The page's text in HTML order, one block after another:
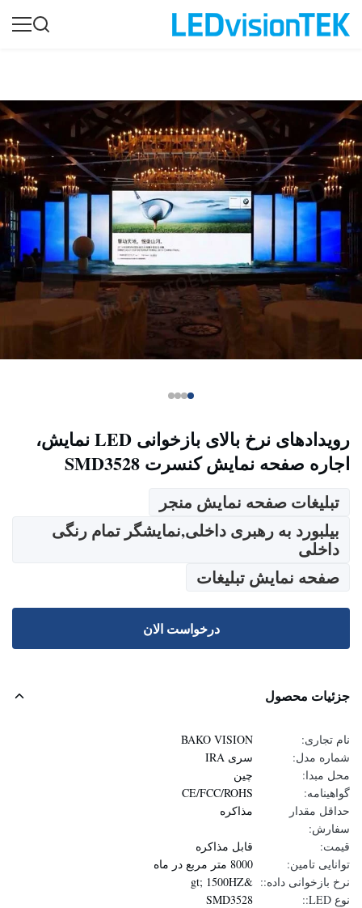
رویدادهای نرخ بالای بازخوانی LED نمایش،
اجاره صفحه نمایش کنسرت SMD3528
تبلیغات صفحه نمایش منجر
بیلبورد به رهبری داخلی,نمایشگر تمام رنگی
داخلی
صفحه نمایش تبلیغات
درخواست الان
جزئیات محصول
نام تجاری:
BAKO VISION
شماره مدل:
سری IRA
محل مبدا:
چين
گواهینامه:
CE/FCC/ROHS
حداقل مقدار
سفارش:
مذاکره
قیمت:
قابل مذاکره
توانایی تامین:
8000 متر مربع در ماه
نرخ بازخوانی داده:: &gt; 1500HZ
نوع LED::
SMD3528